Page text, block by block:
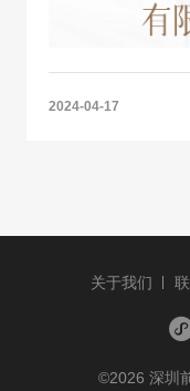
2024-04-17
关于我们
©2026 深圳